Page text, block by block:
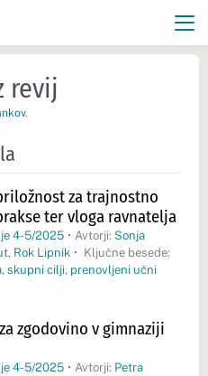
revij
.
za trajnostno
ter vloga ravnatelja
4-5/2025 • Avtorji: Sonja
, Rok Lipnik • Ključne besede:
, skupni cilji, prenovljeni učni
zgodovino v gimnaziji
4-5/2025 • Avtorji: Petra